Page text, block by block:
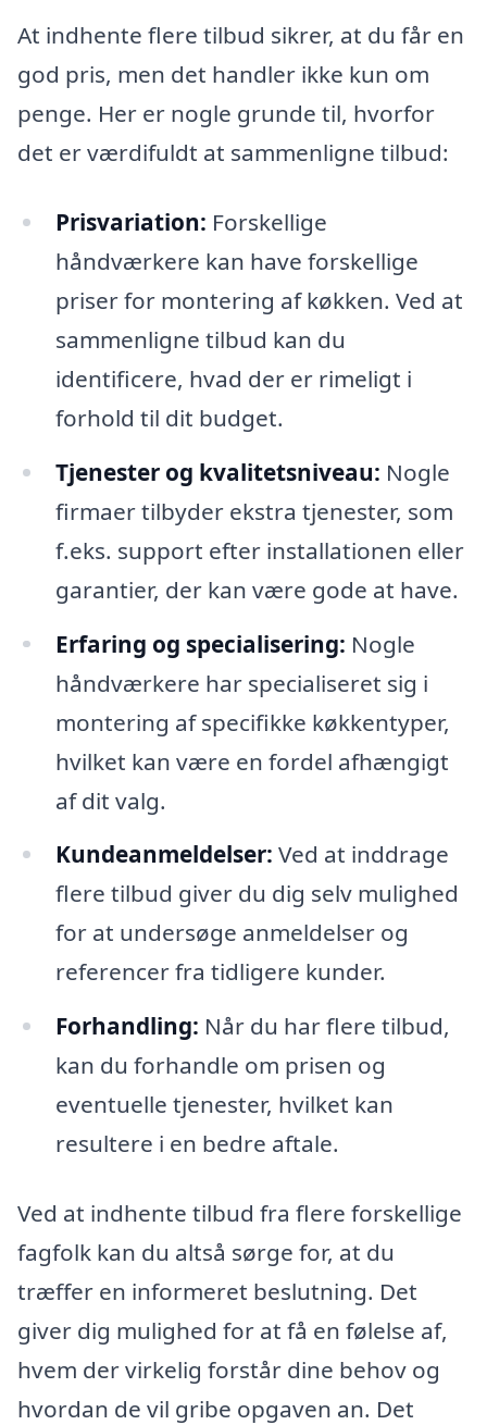
At indhente flere tilbud sikrer, at du får en
god pris, men det handler ikke kun om
penge. Her er nogle grunde til, hvorfor
det er værdifuldt at sammenligne tilbud:
Prisvariation: Forskellige
håndværkere kan have forskellige
priser for montering af køkken. Ved at
sammenligne tilbud kan du
identificere, hvad der er rimeligt i
forhold til dit budget.
Tjenester og kvalitetsniveau: Nogle
firmaer tilbyder ekstra tjenester, som
f.eks. support efter installationen eller
garantier, der kan være gode at have.
Erfaring og specialisering: Nogle
håndværkere har specialiseret sig i
montering af specifikke køkkentyper,
hvilket kan være en fordel afhængigt
af dit valg.
Kundeanmeldelser: Ved at inddrage
flere tilbud giver du dig selv mulighed
for at undersøge anmeldelser og
referencer fra tidligere kunder.
Forhandling: Når du har flere tilbud,
kan du forhandle om prisen og
eventuelle tjenester, hvilket kan
resultere i en bedre aftale.
Ved at indhente tilbud fra flere forskellige
fagfolk kan du altså sørge for, at du
træffer en informeret beslutning. Det
giver dig mulighed for at få en følelse af,
hvem der virkelig forstår dine behov og
hvordan de vil gribe opgaven an. Det